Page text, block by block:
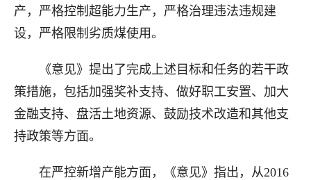
产，严格控制超能力生产，严格治理违法违规建
设，严格限制劣质煤使用。
《意见》提出了完成上述目标和任务的若干政
策措施，包括加强奖补支持、做好职工安置、加大
金融支持、盘活土地资源、鼓励技术改造和其他支
持政策等方面。
在严控新增产能方面，《意见》指出，从2016